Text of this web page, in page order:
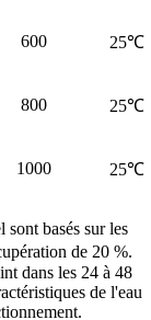
600 25℃
800 25℃
1000 25℃
sont basés sur les
de 20 %.
dans les 24 à 48
de l'eau